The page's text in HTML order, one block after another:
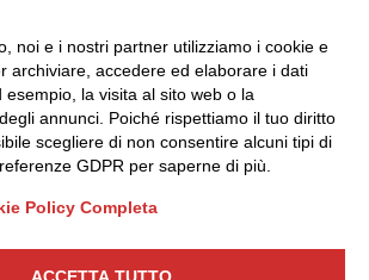
Finanziamenti e bandi
News & Eventi
noi e i nostri partner utilizziamo i cookie e
archiviare, accedere ed elaborare i dati
esempio, la visita al sito web o la
annunci. Poiché rispettiamo il tuo diritto
scegliere di non consentire alcuni tipi di
GDPR per saperne di più.
Policy Completa
ACCETTA TUTTO